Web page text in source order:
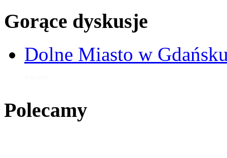
Gorące dyskusje
Dolne Miasto w
Polecamy